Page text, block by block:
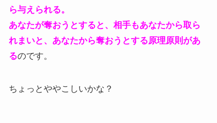
ら与えられる。
あなたが奪おうとすると、相手もあなたから取ら
れまいと、あなたから奪おうとする原理原則があ
るのです。
ちょっとややこしいかな？